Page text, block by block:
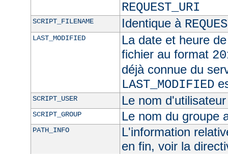
REQUEST_URI
SCRIPT_FILENAME Identique à
LAST_MODIFIED
La date et heure
fichier au format
déjà connue du
LAST_MODIFIED
SCRIPT_USER Le nom
SCRIPT_GROUP Le nom du groupe
PATH_INFO
L'information
en fin, voir la